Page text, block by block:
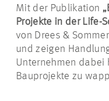
Mit der Publikation
Projekte in der Life-
von Drees &
und zeigen
Unternehmen dabei
Bauprojekte zu